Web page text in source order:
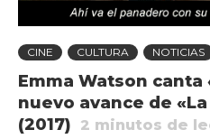
CINE CULTURA NOTICIAS
Emma Watson
nuevo avance de
(2017)
2 minutos de